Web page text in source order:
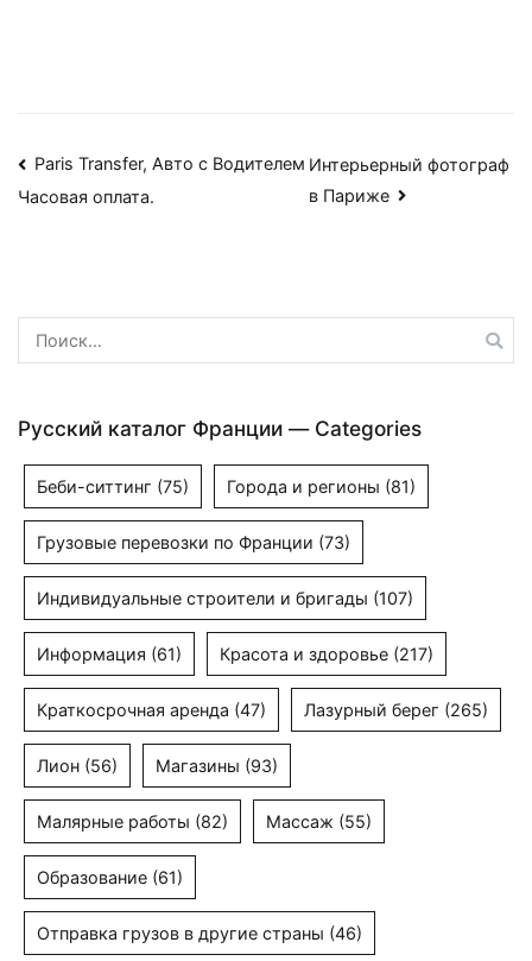
Навигация
Paris Transfer, Авто с Водителем
Часовая оплата.
Интерьерный фотограф
в Париже
Найти:
Русский каталог Франции — Categories
Беби-ситтинг (75) Города и регионы (81)
Грузовые перевозки по Франции (73)
Индивидуальные строители и бригады (107)
Информация (61) Красота и здоровье (217)
Краткосрочная аренда (47) Лазурный берег (265)
Лион (56) Магазины (93)
Малярные работы (82) Массаж (55)
Образование (61)
Отправка грузов в другие страны (46)